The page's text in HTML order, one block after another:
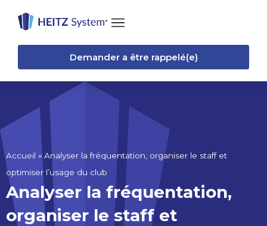
Demander a être rappelé(e)
Accueil » Analyser la fréquentation, organiser le staff et
optimiser l’usage du club
Analyser la fréquentation,
organiser le staff et